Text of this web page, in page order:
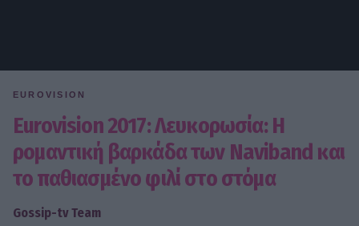
EUROVISION
Eurovision 2017: Λευκορωσία: Η
ρομαντική βαρκάδα των Naviband και
το παθιασμένο φιλί στο στόμα
Gossip-tv Team